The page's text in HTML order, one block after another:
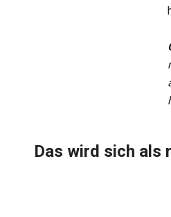
Das wird sich als